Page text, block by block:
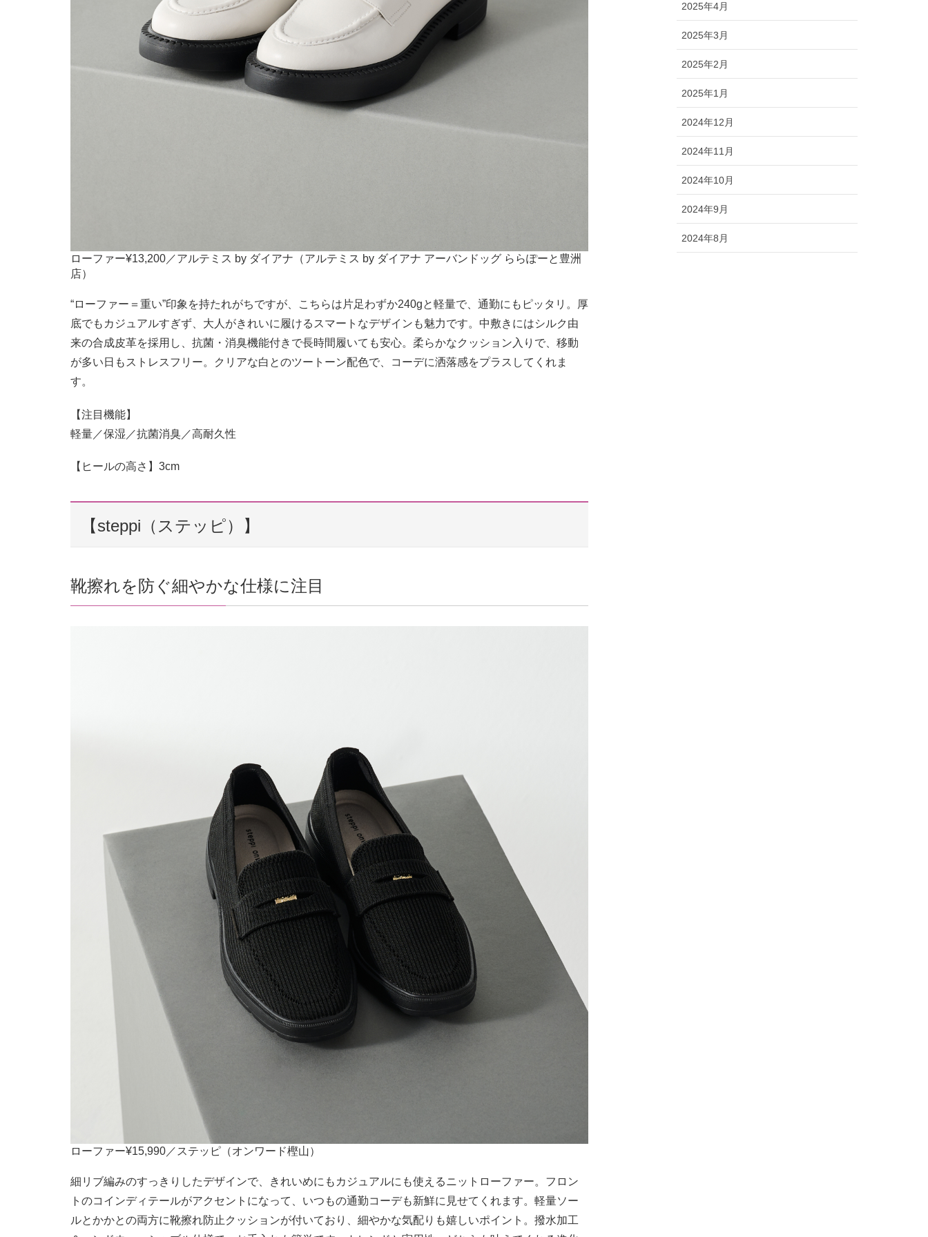
ローファー¥13,200／アルテミス by ダイアナ（アルテミス by ダイアナ アーバンドッグ ららぽーと豊洲
店）
“ローファー＝重い”印象を持たれがちですが、こちらは片足わずか240gと軽量で、通勤にもピッタリ。厚
底でもカジュアルすぎず、大人がきれいに履けるスマートなデザインも魅力です。中敷きにはシルク由
来の合成皮革を採用し、抗菌・消臭機能付きで長時間履いても安心。柔らかなクッション入りで、移動
が多い日もストレスフリー。クリアな白とのツートーン配色で、コーデに洒落感をプラスしてくれま
す。
【注目機能】
軽量／保湿／抗菌消臭／高耐久性
【ヒールの高さ】3cm
【steppi（ステッピ）】
靴擦れを防ぐ細やかな仕様に注目
ローファー¥15,990／ステッピ（オンワード樫山）
細リブ編みのすっきりしたデザインで、きれいめにもカジュアルにも使えるニットローファー。フロン
トのコインディテールがアクセントになって、いつもの通勤コーデも新鮮に見せてくれます。軽量ソー
ルとかかとの両方に靴擦れ防止クッションが付いており、細やかな気配りも嬉しいポイント。撥水加工
2025年4月
2025年3月
2025年2月
2025年1月
2024年12月
2024年11月
2024年10月
2024年9月
2024年8月